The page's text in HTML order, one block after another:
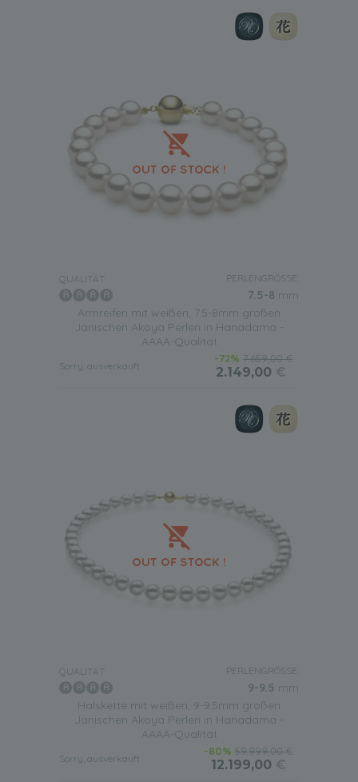
QUALITÄT: PERLENGRÖSSE:
7.5-8 mm
Armreifen mit weißen, 7.5-8mm großen
Janischen Akoya Perlen in Hanadama -
AAAA-Qualität
Sorry, ausverkauft
-72% 7.659,00 €
2.149,00 €
QUALITÄT: PERLENGRÖSSE:
9-9.5 mm
Halskette mit weißen, 9-9.5mm großen
Janischen Akoya Perlen in Hanadama -
AAAA-Qualität
Sorry, ausverkauft
-80% 59.999,00 €
12.199,00 €